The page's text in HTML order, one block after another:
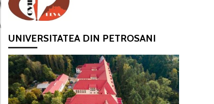
UNIVERSITATEA DIN PETROSANI